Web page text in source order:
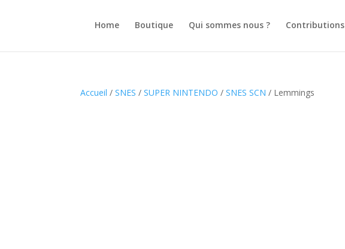
Home Boutique Qui sommes nous ? Contributions
Accueil /SNES /SUPER NINTENDO /SNES SCN / Lemmings